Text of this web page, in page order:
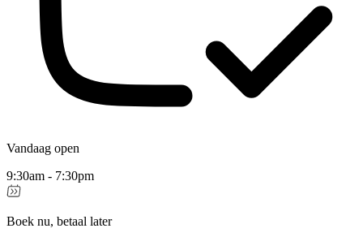
Vandaag open
9:30am - 7:30pm
Boek nu, betaal later